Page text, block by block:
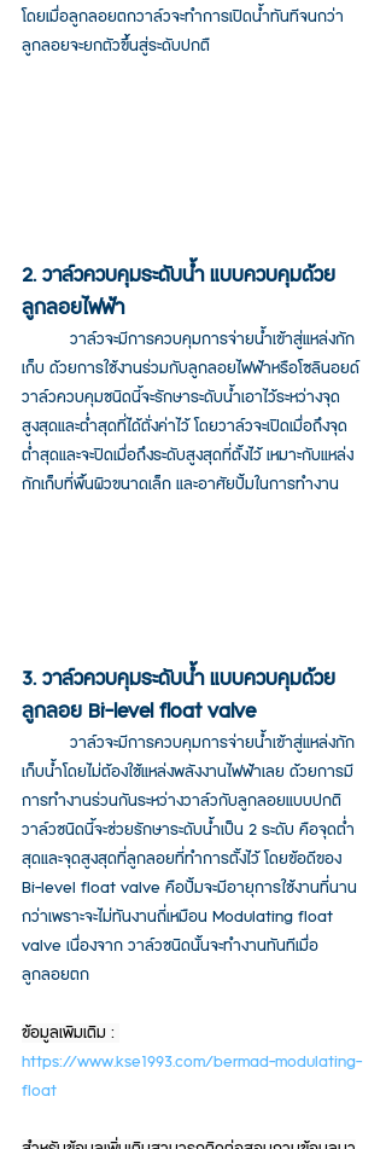
โดยเมื่อลูกลอยตกวาล์วจะทำการเปิดน้ำทันทีจนกว่่า
ลูกลอยจะยกตัวขึ้นสู่ระดับปกตื
2. วาล์วควบคุมระดับน้ำ แบบควบคุมด้วย
ลูกลอยไฟฟ้า
เก็บ ด้วยการใช้งานร่วมกับลูกลอยไฟฟ้าหรือโซลินอยด์
วาล์วควบคุมชนิดนี้จะรักษาระดับน้ำเอาไว้ระหว่างจุด
สูงสุดและต่ำสุดที่ได้ตั่งค่าไว้ โดยวาล์วจะเปิดเมื่อถึงจุด
ต่ำสุดและจะปิดเมื่อถึงระดับสูงสุดที่ตั้งไว้ เหมาะกับแหล่ง
กักเก็บที่พื้นผิวขนาดเล็ก และอาศัยปั้มในการทำงาน
3. วาล์วควบคุมระดับน้ำ แบบควบคุมด้วย
ลูกลอย Bi-level float valve
วาล์วจะมีการควบคุมการจ่ายน้ำเข้าสู่แหล่งกัก
เก็บน้ำโดยไม่ต้องใช้แหล่งพลังงานไฟฟ้าเลย ด้วยการมี
การทำงานร่วนกันระหว่างวาล์วกับลูกลอยแบบปกติ
วาล์วชนิดนี้จะช่วยรักษาระดับน้ำเป็น 2 ระดับ คือจุดต่ำ
สุดและจุดสูงสุดที่ลูกลอยที่ทำการตั้งไว้ โดยข้อดีของ
Bi-level float valve คือปั้มจะมีอายุการใช้งานที่นาน
กว่าเพราะจะไม่ทันงานถี่เหมือน Modulating float
valve เนื่องจาก วาล์วชนิดนั้นจะทำงานทันทีเมื่อ
ลูกลอยตก
ข้อมูลเพิมเติม :
https://www.kse1993.com/bermad-modulating-
float